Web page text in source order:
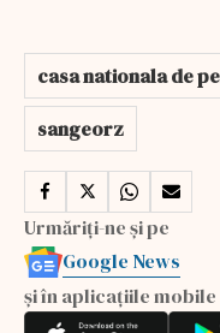
casa nationala de
sangeorz
Urmăriți-ne și pe
Google News
și în aplicațiile mobile